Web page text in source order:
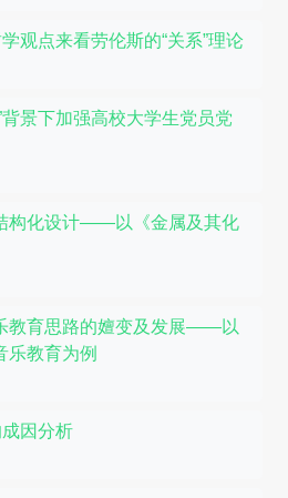
观点来看劳伦斯的“关系”理论
景下加强高校大学生党员党
构化设计——以《金属及其化
教育思路的嬗变及发展——以
乐教育为例
成因分析